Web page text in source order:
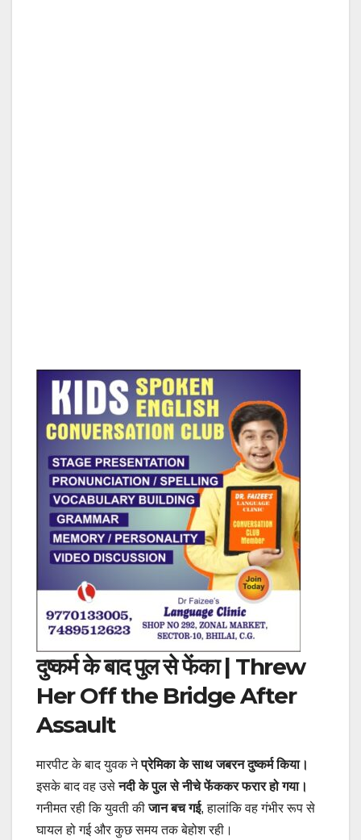
दुष्कर्म के बाद पुल से फेंका | Threw
Her Off the Bridge After
Assault
मारपीट के बाद युवक नेप्रेमिका के साथ जबरन दुष्कर्म किया।
इसके बाद वह उसेनदी के पुल से नीचे फेंककर फरार हो गया।
गनीमत रही कि युवती कीजान बच गई, हालांकि वह गंभीर रूप से
घायल हो गई और कुछ समय तक बेहोश रही।